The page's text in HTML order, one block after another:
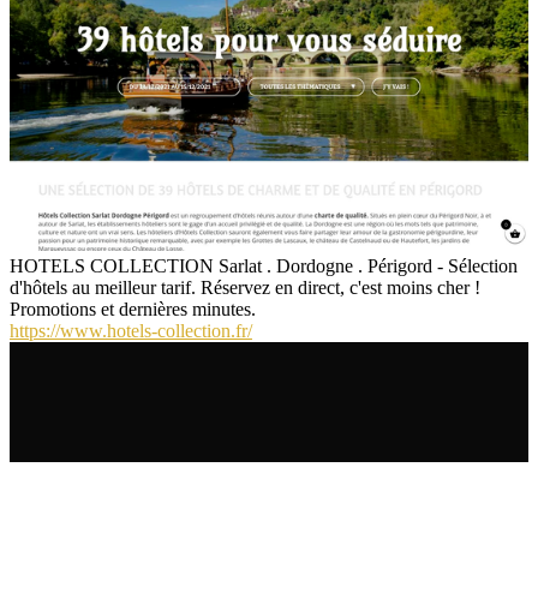
HOTELS COLLECTION Sarlat . Dordogne . Périgord - Sélection
d'hôtels au meilleur tarif. Réservez en direct, c'est moins cher !
Promotions et dernières minutes.
https://www.hotels-collection.fr/